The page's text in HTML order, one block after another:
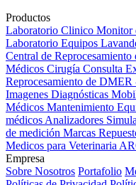
Productos
Laboratorio Clinico Monitor
Laboratorio Equipos
Central de Reprocesamiento
Médicos Cirugía Consulta
Reprocesamiento de DMER
Imagenes Diagnósticas
Médicos Mantenimiento
médicos Analizadores
de medición Marcas
Medicos para Veterinaria
Empresa
Sobre Nosotros Portafolio